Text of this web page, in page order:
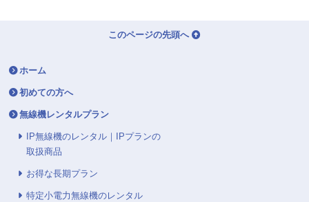
このページの先頭へ
ホーム
初めての方へ
無線機レンタルプラン
IP無線機のレンタル｜IPプランの
取扱商品
お得な長期プラン
特定小電力無線機のレンタル